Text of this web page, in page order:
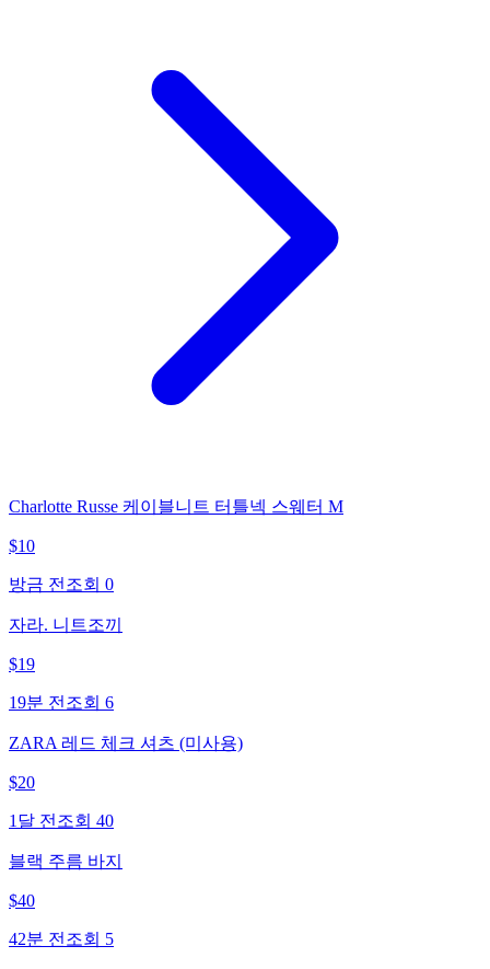
Charlotte Russe 케이블니트 터틀넥 스웨터 M
$10
방금 전 조회 0
자라. 니트조끼
$19
19분 전 조회 6
ZARA 레드 체크 셔츠 (미사용)
$20
1달 전 조회 40
블랙 주름 바지
$40
42분 전 조회 5